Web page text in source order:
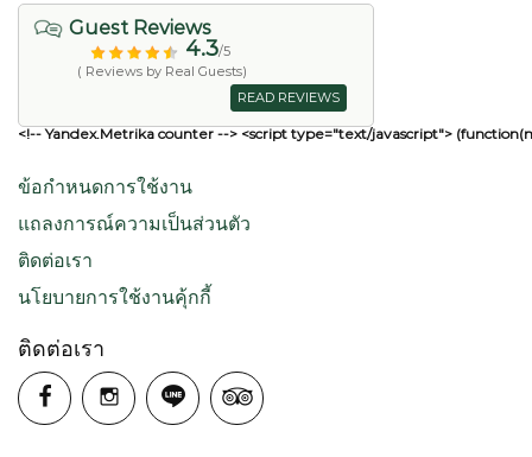
Guest Reviews
4.3/5
( Reviews by Real Guests)
READ REVIEWS
<!-- Yandex.Metrika counter --> <script type="text/javascript">
ข้อกำหนดการใช้งาน
แถลงการณ์ความเป็นส่วนตัว
ติดต่อเรา
นโยบายการใช้งานคุ้กกี้
ติดต่อเรา